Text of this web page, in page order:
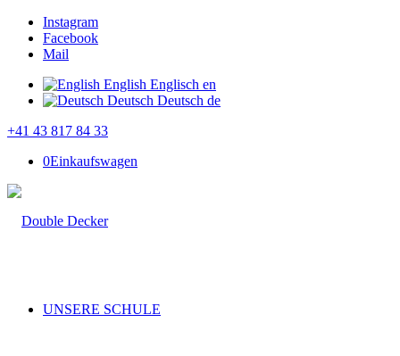
Instagram
Facebook
Mail
English Englisch en
Deutsch Deutsch de
+41 43 817 84 33
0Einkaufswagen
UNSERE SCHULE